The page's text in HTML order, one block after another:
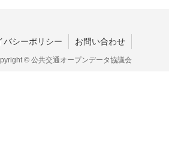
バシーポリシー お問い合わせ
© 公共交通オープンデータ協議会